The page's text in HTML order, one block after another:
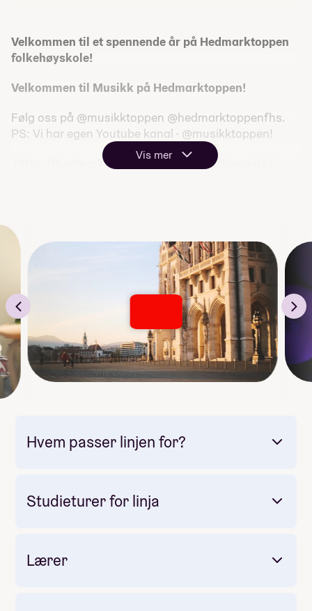
Velkommen til et spennende år på Hedmarktoppen
folkehøyskole!
Velkommen til Musikk på Hedmarktoppen!
Følg oss på @musikktoppen @hedmarktoppenfhs.
PS: Vi har egen Youtube kanal - @musikktoppen!
https://hedmarktoppen.no/2023/01/28/
Vis mer
Hvem passer linjen for?
Studieturer for linja
Obligatorisk: Ja
Lærer